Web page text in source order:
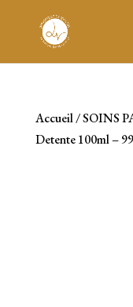
Accueil/SOINS
Detente 100ml –